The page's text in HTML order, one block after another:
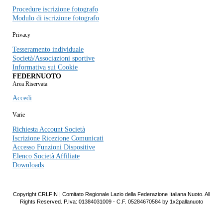
Procedure iscrizione fotografo
Modulo di iscrizione fotografo
Privacy
Tesseramento individuale
Società/Associazioni sportive
Informativa sui Cookie
FEDERNUOTO
Area Riservata
Accedi
Varie
Richiesta Account Società
Iscrizione Ricezione Comunicati
Accesso Funzioni Dispositive
Elenco Società Affiliate
Downloads
Copyright CRLFIN | Comitato Regionale Lazio della Federazione Italiana Nuoto. All
Rights Reserved. P.Iva: 01384031009 - C.F. 05284670584 by 1x2pallanuoto